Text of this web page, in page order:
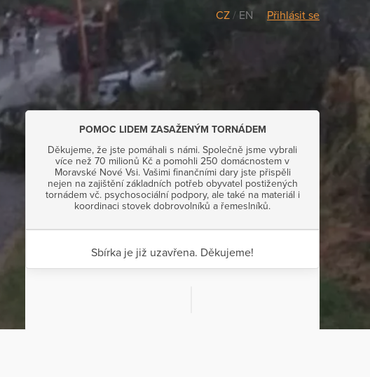
CZ / EN Přihlásit se
POMOC LIDEM ZASAŽENÝM TORNÁDEM
Děkujeme, že jste pomáhali s námi. Společně jsme vybrali
více než 70 milionů Kč a pomohli 250 domácnostem v
Moravské Nové Vsi. Vašimi finančními dary jste přispěli
nejen na zajištění základních potřeb obyvatel postižených
tornádem vč. psychosociální podpory, ale také na materiál i
koordinaci stovek dobrovolníků a řemeslníků.
Sbírka je již uzavřena. Děkujeme!